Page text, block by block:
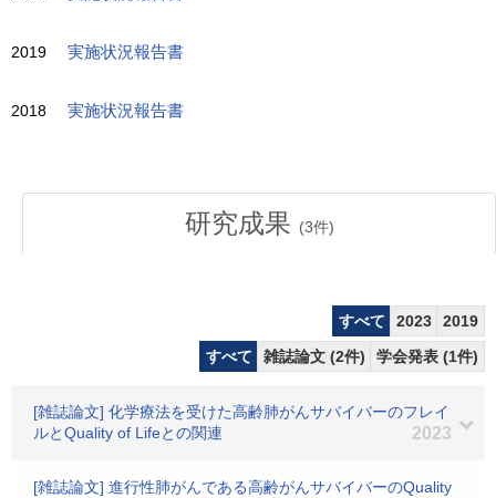
2019 実施状況報告書
2018 実施状況報告書
研究成果 (3件)
すべて 2023
2019
すべて
雑誌論文 (2件) 学会発表 (1件)
[雑誌論文] 化学療法を受けた高齢肺がんサバイバーのフレイ
ルとQuality of Lifeとの関連
2023
[雑誌論文] 進行性肺がんである高齢がんサバイバーのQuality